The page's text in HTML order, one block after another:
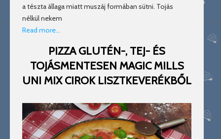
a tészta állaga miatt muszáj formában sütni. Tojás
nélkül nekem
Read more…
PIZZA GLUTÉN-, TEJ- ÉS
TOJÁSMENTESEN MAGIC MILLS
UNI MIX CIROK LISZTKEVERÉKBŐL